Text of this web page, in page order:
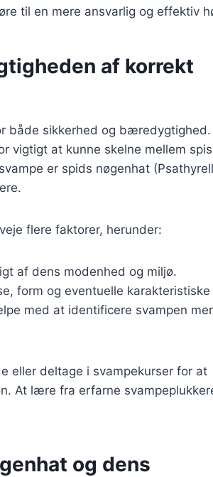
til en mere ansvarlig og effektiv
af korrekt
både sikkerhed og bæredygtighed.
vigtigt at kunne skelne mellem
er spids nøgenhat
flere faktorer, herunder:
af dens modenhed og miljø.
form og eventuelle
med at identificere svampen
eller deltage i svampekurser for at
At lære fra erfarne
og dens